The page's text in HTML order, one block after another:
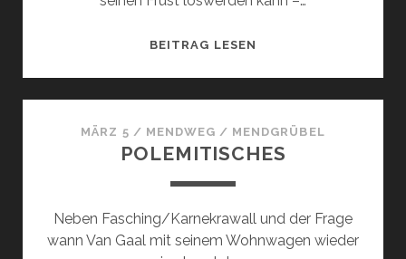
BEITRAG LESEN
MÄRZ 5 / MENDWEG / MENDGRÜBEL
POLEMITISCHES
Neben Fasching/Karnekrawall und der Frage
wann Van Gaal mit seinem Wohnwagen wieder